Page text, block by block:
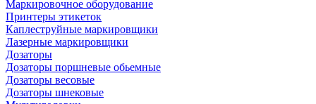
Маркировочное оборудование
Принтеры этикеток
Каплеструйные маркировщики
Лазерные маркировщики
Дозаторы
Дозаторы поршневые обьемные
Дозаторы весовые
Дозаторы шнековые